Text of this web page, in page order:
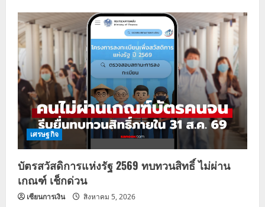
เศรษฐกิจ
บัตรสวัสดิการแห่งรัฐ 2569 ทบทวนสิทธิ์ ไม่ผ่าน
เกณฑ์ เช็กด่วน
เซียนการเงิน สิงหาคม 5, 2026